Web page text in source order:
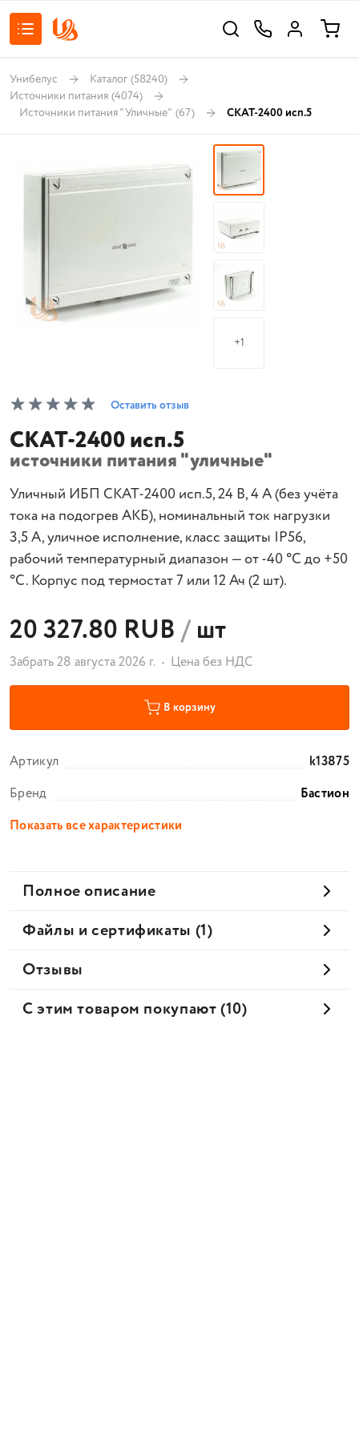
Унибелус Каталог (58240)
Источники питания (4074)
Источники питания "Уличные" (67) СКАТ-2400 исп.5
+1
Оставить отзыв
СКАТ-2400 исп.5
источники питания "уличные"
Уличный ИБП СКАТ-2400 исп.5, 24 В, 4 А (без учёта
тока на подогрев АКБ), номинальный ток нагрузки
3,5 А, уличное исполнение, класс защиты IP56,
рабочий температурный диапазон — от -40 °С до +50
°С. Корпус под термостат 7 или 12 Ач (2 шт).
20 327.80 RUB/шт
Забрать 28 августа 2026 г. Цена без НДС
В корзину
Артикул
k13875
Бренд
Бастион
Показать все характеристики
Полное описание
Файлы и сертификаты (1)
Отзывы
С этим товаром покупают (10)